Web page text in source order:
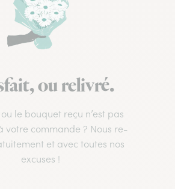
ou relivré.
le bouquet reçu n’est pas
votre commande ? Nous re-
et avec toutes nos
excuses !